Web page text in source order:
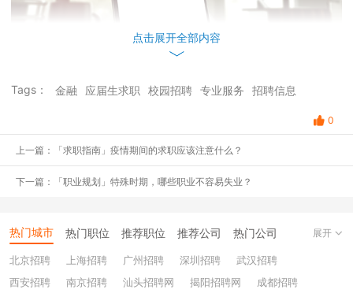
厘清自己的思路，甚至自己过去走过的路，对于未来寻找工作、申请
学校都有很大的帮助。这和学习和复习的关系是一样的，温故而知
学校：新西兰奥克兰大学
GPA：3.29
点击展开全部内容
Tags： 金融 应届生求职 校园招聘 专业服务 招聘信息
0
上一篇：「求职指南」疫情期间的求职应该注意什么？
下一篇：「职业规划」特殊时期，哪些职业不容易失业？
热门城市 热门职位 推荐职位 推荐公司 热门公司
北京招聘 上海招聘 广州招聘 深圳招聘
武汉招聘
西安招聘
南京招聘 汕头招聘网 揭阳招聘网
成都招聘
展开